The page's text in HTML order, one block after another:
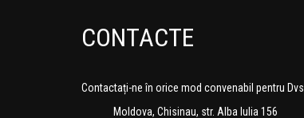
CONTACTE
Contactați-ne în orice mod convenabil pentru Dvs.
Moldova, Chisinau, str. Alba Iulia 156